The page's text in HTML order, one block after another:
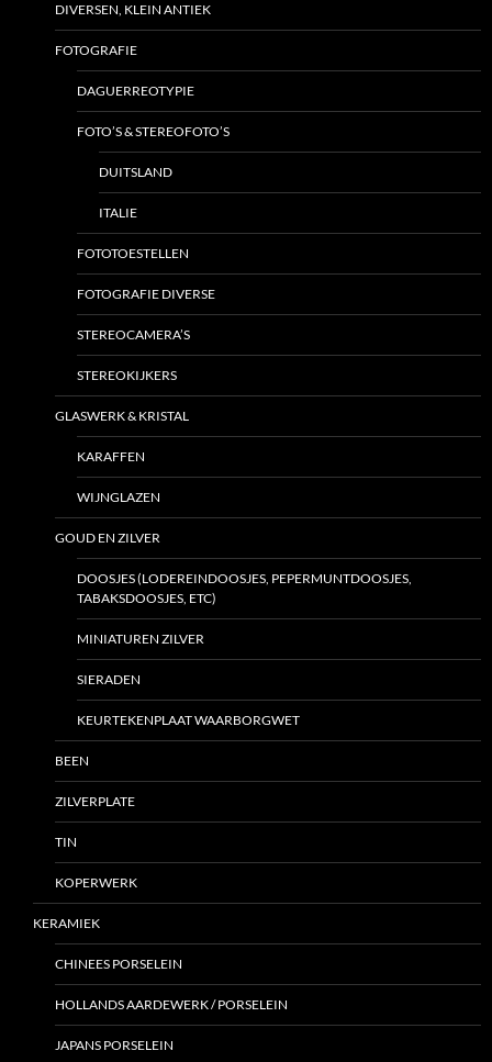
DIVERSEN, KLEIN ANTIEK
FOTOGRAFIE
DAGUERREOTYPIE
FOTO’S & STEREOFOTO’S
DUITSLAND
ITALIE
FOTOTOESTELLEN
FOTOGRAFIE DIVERSE
STEREOCAMERA’S
STEREOKIJKERS
GLASWERK & KRISTAL
KARAFFEN
WIJNGLAZEN
GOUD EN ZILVER
DOOSJES (LODEREINDOOSJES, PEPERMUNTDOOSJES,
TABAKSDOOSJES, ETC)
MINIATUREN ZILVER
SIERADEN
KEURTEKENPLAAT WAARBORGWET
BEEN
ZILVERPLATE
TIN
KOPERWERK
KERAMIEK
CHINEES PORSELEIN
HOLLANDS AARDEWERK / PORSELEIN
JAPANS PORSELEIN